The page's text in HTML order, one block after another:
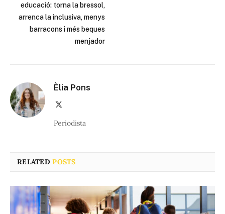
educació: torna la bressol,
arrenca la inclusiva, menys
barracons i més beques
menjador
Èlia Pons
Periodista
RELATEDPOSTS